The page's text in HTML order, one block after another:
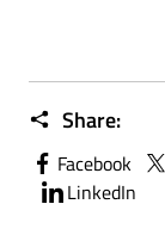
Share:
Facebook
LinkedIn